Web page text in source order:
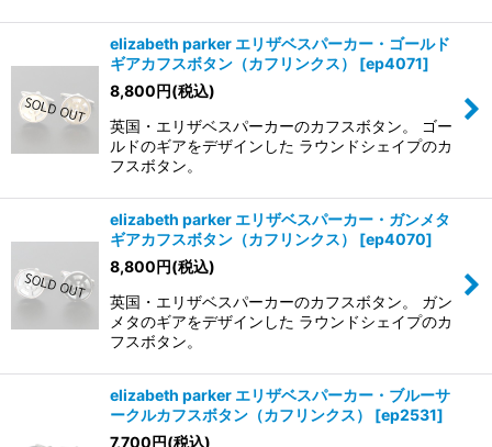
elizabeth parker エリザベスパーカー・ゴールド
ギアカフスボタン（カフリンクス）
[ep4071]
8,800円(税込)
英国・エリザベスパーカーのカフスボタン。 ゴー
ルドのギアをデザインした ラウンドシェイプのカ
フスボタン。
elizabeth parker エリザベスパーカー・ガンメタ
ギアカフスボタン（カフリンクス）
[ep4070]
8,800円(税込)
英国・エリザベスパーカーのカフスボタン。 ガン
メタのギアをデザインした ラウンドシェイプのカ
フスボタン。
elizabeth parker エリザベスパーカー・ブルーサ
ークルカフスボタン（カフリンクス）
[ep2531]
7,700円(税込)